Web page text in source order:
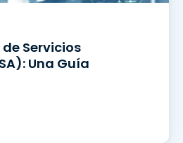
Servicios
Una Guía